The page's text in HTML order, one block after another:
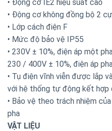
• Động cơ IE2 hiệu suất cao
• Động cơ không đồng bộ 2
• Lớp cách điện F
• Mức độ bảo vệ IP55
• 230V ± 10%, điện áp một
230 / 400V ± 10%, điện áp
• Tụ điện vĩnh viễn được lắp
với hệ thống tự động kết hợp
• Bảo vệ theo trách nhiệm
pha
VẬT LIỆU